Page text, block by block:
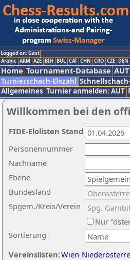
Logged on: Gast
Arabic ARM AZE BIH BUL CAT CHN CRO CZE DEN
Home Tournament-Database
Turnierschach-Elozahl
Allgemeines Turnier anmelden: AUT
Willkommen bei den
Nachname
Ebene
Sortierung
Personennummer
Bundesland
Spgem./Kreis/Verein
Nur
Vereinslisten:Wien
FIDE-Elolisten Stand